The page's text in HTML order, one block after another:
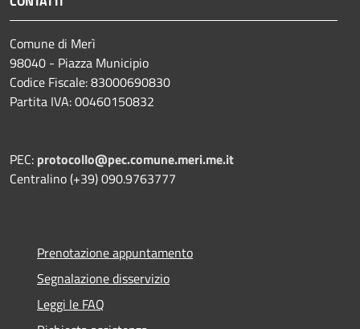
Comune di Merì
98040 - Piazza Municipio
Codice Fiscale: 83000690830
Partita IVA: 00460150832
PEC: protocollo@pec.comune.meri.me.it
Centralino (+39) 090.9763777
Prenotazione appuntamento
Segnalazione disservizio
Leggi le FAQ